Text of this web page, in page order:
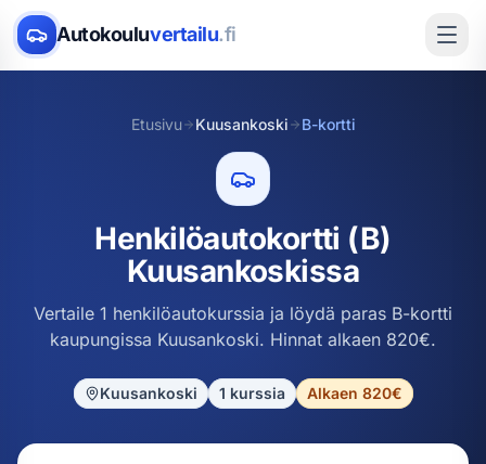
Autokouluvertailu.fi
Etusivu Kuusankoski B-kortti
Henkilöautokortti (B)
Kuusankoskissa
Vertaile 1 henkilöautokurssia ja löydä paras B-kortti
kaupungissa Kuusankoski. Hinnat alkaen 820€.
Kuusankoski 1 kurssia Alkaen 820€